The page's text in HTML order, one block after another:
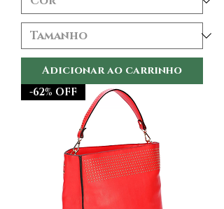
Adicionar ao carrinho
-62% OFF